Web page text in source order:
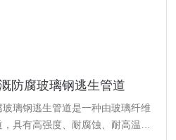
防腐玻璃钢逃生管道
璃钢逃生管道是一种由玻璃纤维
具有高强度、耐腐蚀、耐高温等